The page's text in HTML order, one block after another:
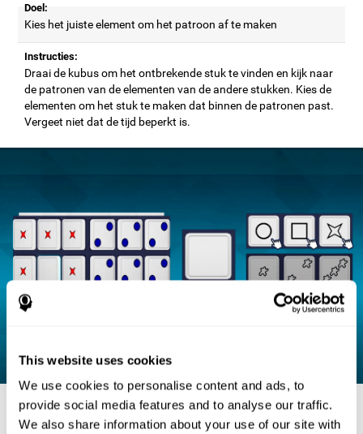
This website uses cookies
We use cookies to personalise content and ads, to
provide social media features and to analyse our traffic.
We also share information about your use of our site with
Doel:
Kies het juiste element om het patroon af te maken
Instructies:
Draai de kubus om het ontbrekende stuk te vinden en kijk naar
de patronen van de elementen van de andere stukken. Kies de
elementen om het stuk te maken dat binnen de patronen past.
Vergeet niet dat de tijd beperkt is.